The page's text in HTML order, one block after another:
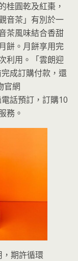
桂圓乾及紅棗，
音茶」有別於一
茶風味結合香甜
餅。月餅享用完
利用。「雲朗迎
成訂購付款，還
官網
話預訂，訂購10
務。
期許循環